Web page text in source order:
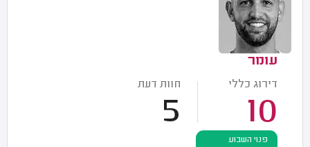
עומר
דירוג כללי
10
חוות דעת
5
פנוי השבוע